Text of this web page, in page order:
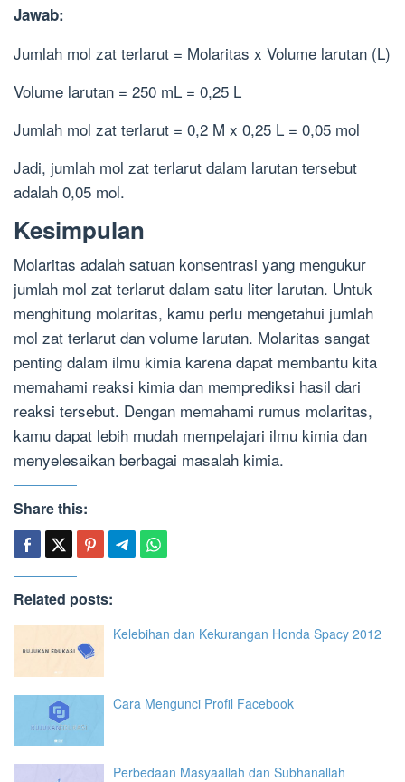
Jawab:
Jumlah mol zat terlarut = Molaritas x Volume larutan (L)
Volume larutan = 250 mL = 0,25 L
Jumlah mol zat terlarut = 0,2 M x 0,25 L = 0,05 mol
Jadi, jumlah mol zat terlarut dalam larutan tersebut
adalah 0,05 mol.
Kesimpulan
Molaritas adalah satuan konsentrasi yang mengukur
jumlah mol zat terlarut dalam satu liter larutan. Untuk
menghitung molaritas, kamu perlu mengetahui jumlah
mol zat terlarut dan volume larutan. Molaritas sangat
penting dalam ilmu kimia karena dapat membantu kita
memahami reaksi kimia dan memprediksi hasil dari
reaksi tersebut. Dengan memahami rumus molaritas,
kamu dapat lebih mudah mempelajari ilmu kimia dan
menyelesaikan berbagai masalah kimia.
Share this:
Related posts:
Kelebihan dan Kekurangan Honda Spacy 2012
Cara Mengunci Profil Facebook
Perbedaan Masyaallah dan Subhanallah